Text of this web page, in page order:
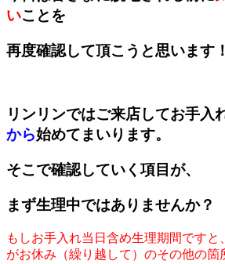
いことを
再度確認して頂こうと思います！
リンリンではご来店してお手入
から始めてまいります。
そこで確認していく項目が、
まず生理中ではありませんか？
もしお手入れ当日含め生理期間です
がお休み（繰り越して）のその他の箇